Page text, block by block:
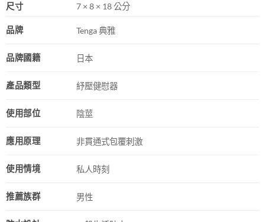
尺寸
7 × 8 × 18 公分
品牌 Tenga 典雅
品牌國籍 日本
產品類型 紓壓健慰器
使用部位 陰莖
應用原理 非貫通式包覆刺激
使用情境 私人時刻
推薦族群 男性